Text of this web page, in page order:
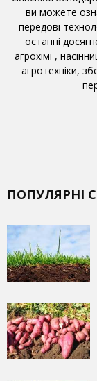
ви можете
передові
останні
агрохімії,
агротехніки,
ПОПУЛЯРНІ